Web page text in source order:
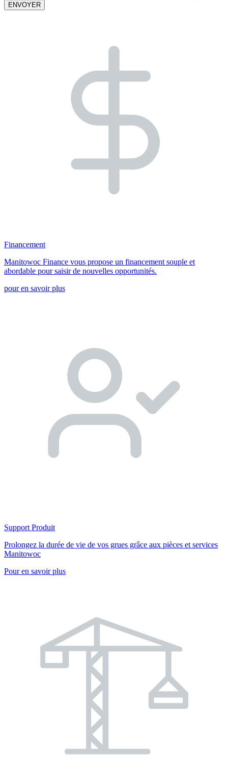
Financement
Manitowoc Finance vous propose un financement souple et
abordable pour saisir de nouvelles opportunités.
pour en savoir plus
Support Produit
Prolongez la durée de vie de vos grues grâce aux pièces et services
Manitowoc
Pour en savoir plus